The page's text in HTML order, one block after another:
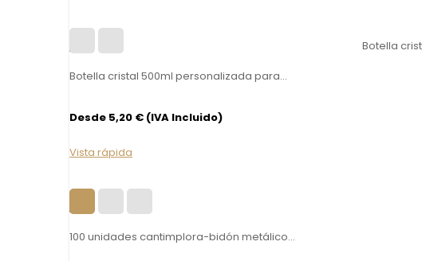
Botella cristal 500ml personalizada para...
Desde 5,20 € (IVA Incluido)
Vista rápida
100 unidades cantimplora-bidón metálico...